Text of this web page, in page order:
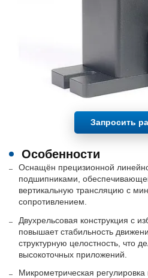
Запросить
Особенности
Оснащён прецизионной
подшипниками,
вертикальную трансляцию с
сопротивлением.
Двухрельсовая конструкция с
повышает стабильность
структурную целостность, что
высокоточных приложений.
Микрометрическая